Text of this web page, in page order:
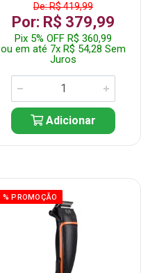
De: R$ 419,99
Por: R$ 379,99
Pix 5% OFF R$ 360,99
ou em até 7x R$ 54,28 Sem
Juros
Adicionar
% PROMOÇÃO